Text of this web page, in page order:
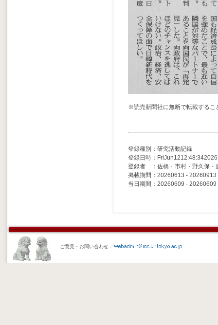
※読売新聞社に無断で転載するこ
登録種別：研究活動記録
登録日時：FriJun1212:48:342026
登録者 ：佐橋・市村・野久保・
掲載期間：20260613 - 20260913
当日期間：20260609 - 20260609
ご意見・お問い合わせ：